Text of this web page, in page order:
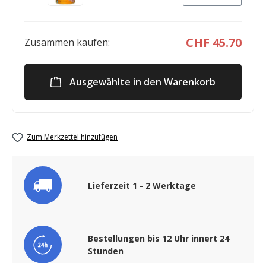
Zusammen kaufen: CHF 45.70
Ausgewählte in den Warenkorb
Zum Merkzettel hinzufügen
Lieferzeit 1 - 2 Werktage
Bestellungen bis 12 Uhr innert 24
Stunden